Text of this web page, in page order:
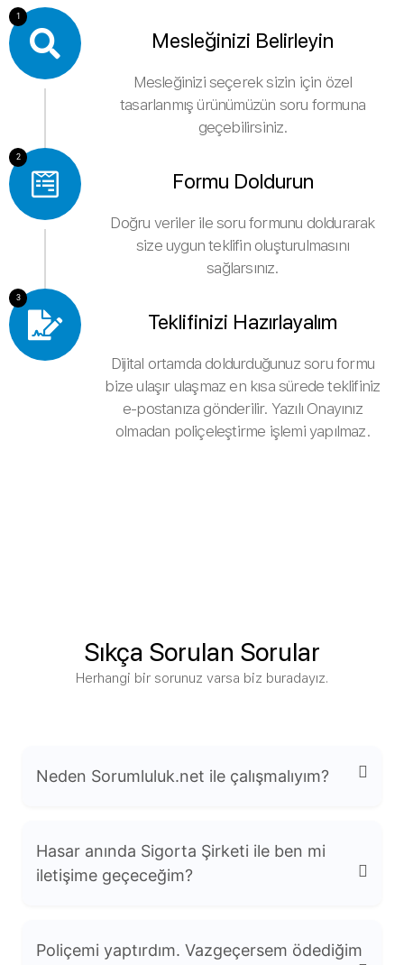
1
Mesleğinizi Belirleyin
Mesleğinizi seçerek sizin için özel
tasarlanmış ürünümüzün soru formuna
geçebilirsiniz.
2
Formu Doldurun
Doğru veriler ile soru formunu doldurarak
size uygun teklifin oluşturulmasını
sağlarsınız.
3
Teklifinizi Hazırlayalım
Dijital ortamda doldurduğunuz soru formu
bize ulaşır ulaşmaz en kısa sürede teklifiniz
e-postanıza gönderilir. Yazılı Onayınız
olmadan poliçeleştirme işlemi yapılmaz.
Sıkça Sorulan Sorular
Herhangi bir sorunuz varsa biz buradayız.
Neden Sorumluluk.net ile çalışmalıyım?
konusunda derinlemesine bilgiye sahibiz.
Hasar anında Sigorta Şirketi ile ben mi
iletişime geçeceğim?
Poliçemi yaptırdım. Vazgeçersem ödediğim